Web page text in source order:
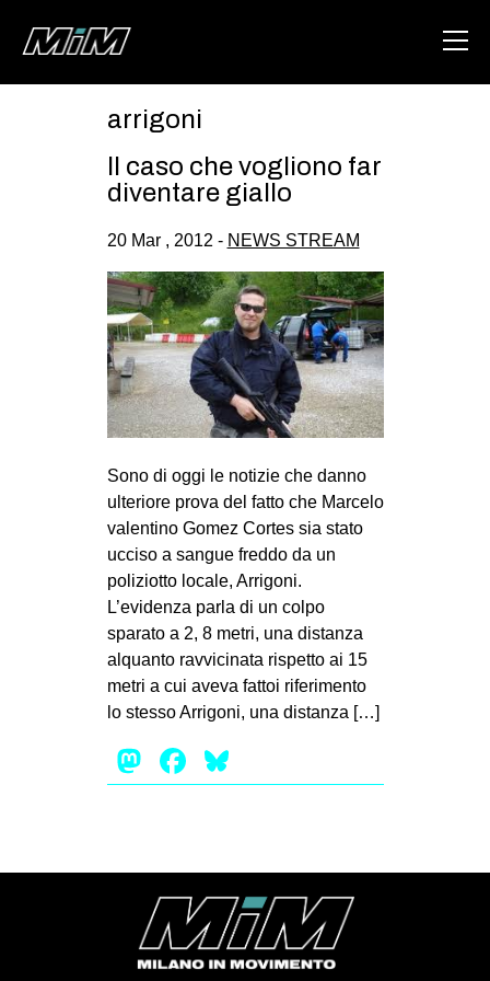
ABOUT
AREA
DEGENERAZIONE
GAZA FREESTYLE
CSOA LAMBRETTA
MSM
STUDENTI TSUNAMI
MILANO
SPAZI
SPORT POPOLARE
MOVIMENTI
AMBIENTE
DIRITTO ALL’ABITARE
REPRESSIONE
STUDENTI
arrigoni
Il caso che vogliono far
diventare giallo
20 Mar , 2012 - NEWS STREAM
Sono di oggi le notizie che danno
ulteriore prova del fatto che Marcelo
valentino Gomez Cortes sia stato
ucciso a sangue freddo da un
poliziotto locale, Arrigoni.
L’evidenza parla di un colpo
sparato a 2, 8 metri, una distanza
alquanto ravvicinata rispetto ai 15
metri a cui aveva fattoi riferimento
lo stesso Arrigoni, una distanza […]
Mastodon
Facebook